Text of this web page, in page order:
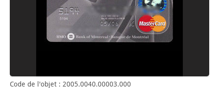
Code de l'objet : 2005.0040.00003.000